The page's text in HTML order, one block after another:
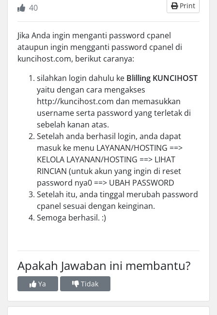
Print
40
Jika Anda ingin menganti password cpanel
ataupun ingin mengganti password cpanel di
kuncihost.com, berikut caranya:
silahkan login dahulu ke Blilling KUNCIHOST
yaitu dengan cara mengakses
http://kuncihost.com dan memasukkan
username serta password yang terletak di
sebelah kanan atas.
Setelah anda berhasil login, anda dapat
masuk ke menu LAYANAN/HOSTING ==>
KELOLA LAYANAN/HOSTING ==> LIHAT
RINCIAN (untuk akun yang ingin di reset
password nya0 ==> UBAH PASSWORD
Setelah itu, anda tinggal merubah password
cpanel sesuai dengan keinginan.
Semoga berhasil. :)
Apakah Jawaban ini membantu?
Ya Tidak